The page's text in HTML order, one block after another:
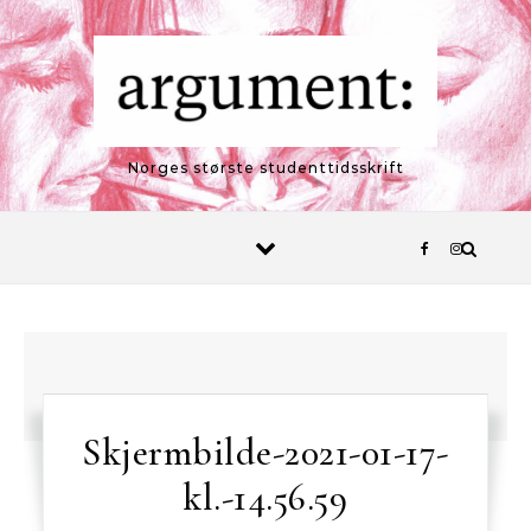
Skip to content
Norges største studenttidsskrift
Skjermbilde-2021-01-17-
kl.-14.56.59